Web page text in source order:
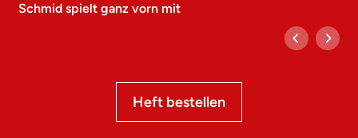
Schmid spielt ganz vorn mit
Heft bestellen